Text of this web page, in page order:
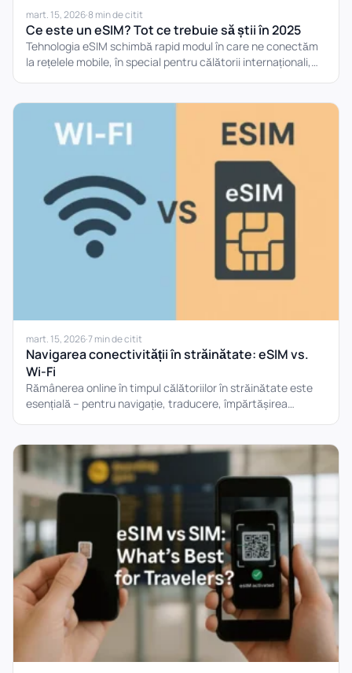
mart. 15, 2026·8 min de citit
Ce este un eSIM? Tot ce trebuie să știi în 2025
Tehnologia eSIM schimbă rapid modul în care ne conectăm
la rețelele mobile, în special pentru călătorii internaționali,
mart. 15, 2026·7 min de citit
Navigarea conectivității în străinătate: eSIM vs.
Wi-Fi
Rămânerea online în timpul călătoriilor în străinătate este
esențială – pentru navigație, traducere, împărtășirea